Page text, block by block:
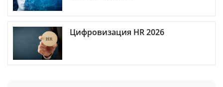
Цифровизация HR 2026